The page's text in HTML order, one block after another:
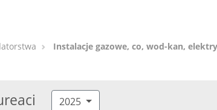
Instalacje gazowe, co, wod-kan,
2025